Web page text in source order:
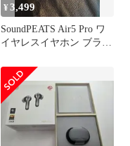
¥3,499
SoundPEATS Air5 Pro ワ
イヤレスイヤホン ブラッ